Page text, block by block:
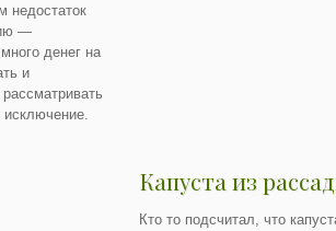
недостаток
—
денег на
и
исключение.
Капуста из
Кто то подсчитал, что